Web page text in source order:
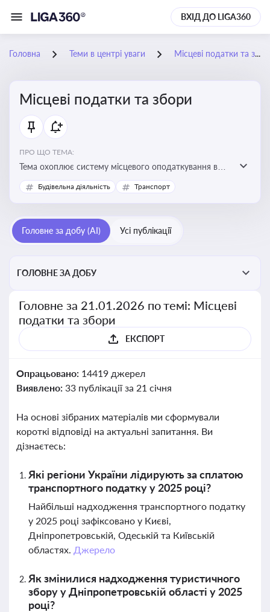
ВХІД ДО LIGA360
Головна Теми в центрі уваги Місцеві податки та збори
Місцеві податки та збори
ПРО ЩО ТЕМА:
Тема охоплює систему місцевого оподаткування в
Україні, включаючи туристичний збір, плату за
земельні ділянки, за паркування транспорту
Будівельна діяльність Транспорт
Головне за добу (AI) Усі публікації
ГОЛОВНЕ ЗА ДОБУ
Головне за 21.01.2026 по темі: Місцеві
податки та збори
ЕКСПОРТ
Опрацьовано: 14419 джерел
Виявлено: 33 публікації за 21 січня
На основі зібраних матеріалів ми сформували
короткі відповіді на актуальні запитання. Ви
дізнаєтесь:
Які регіони України лідирують за сплатою
транспортного податку у 2025 році?
Найбільші надходження транспортного податку
у 2025 році зафіксовано у Києві,
Дніпропетровській, Одеській та Київській
областях. Джерело
Як змінилися надходження туристичного
збору у Дніпропетровській області у 2025
році?